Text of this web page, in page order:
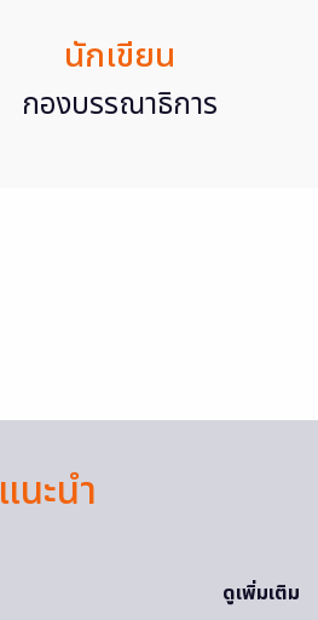
นักเขียน
กองบรรณาธิการ
แนะนำ
ดูเพิ่มเติม